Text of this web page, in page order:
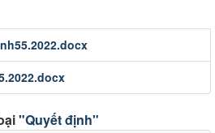
"Quyết định"